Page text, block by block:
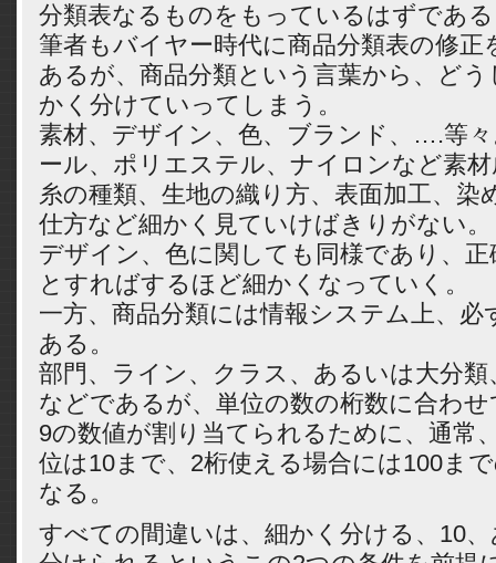
分類表なるものをもっているはずであ
筆者もバイヤー時代に商品分類表の修
あるが、商品分類という言葉から、ど
かく分けていってしまう。
素材、デザイン、色、ブランド、….等
ール、ポリエステル、ナイロンなど素
糸の種類、生地の織り方、表面加工、染
仕方など細かく見ていけばきりがない。
デザイン、色に関しても同様であり、
とすればするほど細かくなっていく。
一方、商品分類には情報システム上、必
ある。
部門、ライン、クラス、あるいは大分類
などであるが、単位の数の桁数に合わ
9の数値が割り当てられるために、通常
位は10まで、2桁使える場合には100ま
なる。
すべての間違いは、細かく分ける、10